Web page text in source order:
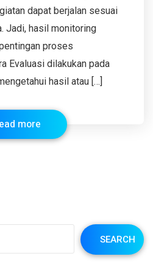
dapat berjalan sesuai
Jadi, hasil monitoring
proses
Evaluasi dilakukan pada
hasil atau […]
more
SEARCH